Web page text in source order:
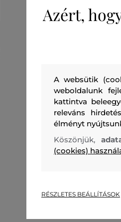
ÁLLVÁNY TORTA ÉS
Elérhető méretek:
Egy méret
Azért,
A websütik
weboldalunk
kattintva
releváns
élményt
Köszönjük,
(cookies)
RÉSZLETES BEÁLLÍTÁSOK